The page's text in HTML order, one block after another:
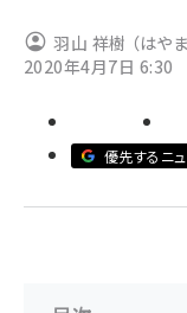
北海道をの
genai
羽山 祥樹 （はやま
2020年4月7日 6:30
優先するニ